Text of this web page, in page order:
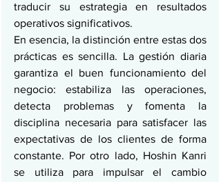
traducir su estrategia en resultados
operativos significativos.
En esencia, la distinción entre estas dos
prácticas es sencilla. La gestión diaria
garantiza el buen funcionamiento del
negocio: estabiliza las operaciones,
detecta problemas y fomenta la
disciplina necesaria para satisfacer las
expectativas de los clientes de forma
constante. Por otro lado, Hoshin Kanri
se utiliza para impulsar el cambio